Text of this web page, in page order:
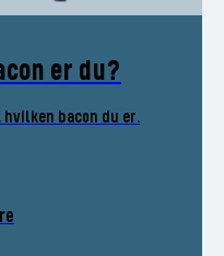
er du?
bacon du er.